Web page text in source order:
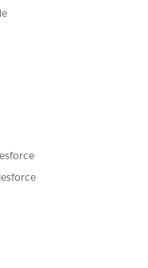
de intervalos acadêmicos
a agenda da sua
académico
os períodos exatos em